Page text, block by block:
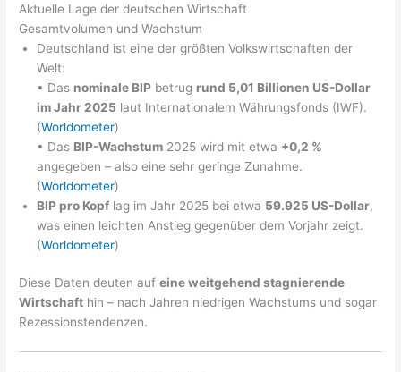
Aktuelle Lage der deutschen Wirtschaft
Gesamtvolumen und Wachstum
Deutschland ist eine der größten Volkswirtschaften der
Welt:
• Das nominale BIP betrug rund 5,01 Billionen US-Dollar
im Jahr 2025 laut Internationalem Währungsfonds (IWF).
(Worldometer)
• Das BIP-Wachstum 2025 wird mit etwa +0,2 %
angegeben – also eine sehr geringe Zunahme.
(Worldometer)
BIP pro Kopf lag im Jahr 2025 bei etwa 59.925 US-Dollar,
was einen leichten Anstieg gegenüber dem Vorjahr zeigt.
(Worldometer)
Diese Daten deuten aufeine weitgehend stagnierende
Wirtschaft hin – nach Jahren niedrigen Wachstums und sogar
Rezessionstendenzen.